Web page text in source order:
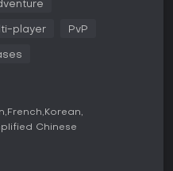
und Projektilabfall, ergänzt
snipen, wobei Beleuchtung
Missions mit, bei
in einer Runde
Fragments-Sammelsystem
ohne den Tempo der
player PvP
French Korean
Chinese